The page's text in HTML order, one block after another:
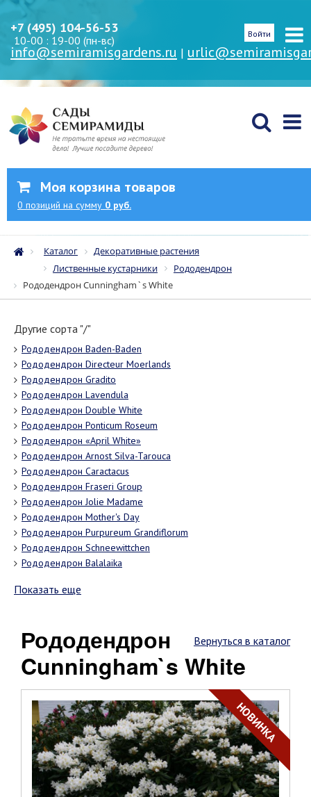
+7 (495) 104-56-53
10-00 : 19-00 (пн-вс)
info@semiramisgardens.ru |
Войти
Моя корзина товаров
0 позиций на сумму 0 руб.
Каталог
Декоративные растения
Лиственные кустарники
Рододендрон
Рододендрон Cunningham`s White
Другие сорта "/"
Рододендрон Baden-Baden
Рододендрон Directeur Moerlands
Рододендрон Gradito
Рододендрон Lavendula
Рододендрон Double White
Рододендрон Ponticum Roseum
Рододендрон «April White»
Рододендрон Arnost Silva-Tarouca
Рододендрон Caractacus
Рододендрон Fraseri Group
Рододендрон Jolie Madame
Рододендрон Mother's Day
Рододендрон Purpureum Grandiflorum
Рододендрон Schneewittchen
Рододендрон Balalaika
Показать еще
Вернуться в каталог
Рододендрон
Cunningham`s White
НОВИНКА